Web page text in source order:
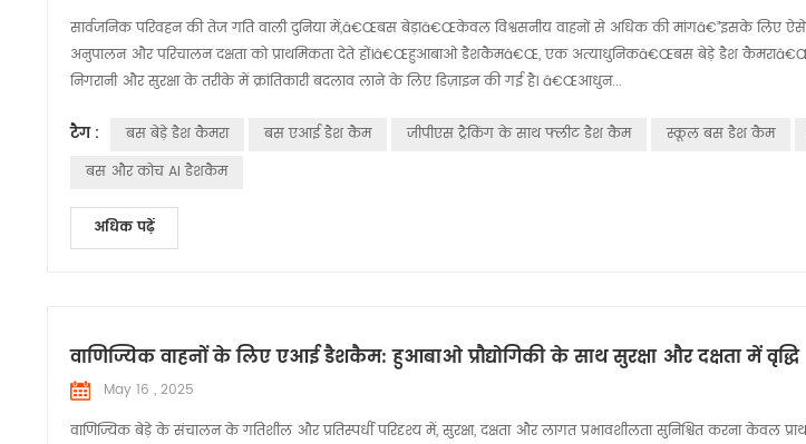
सार्वजनिक परिवहन की तेज गति वाली दुनिया में,â€Œबस बेड़ाâ€Œकेवल विश्वसनीय वाहनों से अधिक की मांगâ€”इसके लिए ऐसे
अनुपालन और परिचालन दक्षता को प्राथमिकता देते हों।â€Œहुआबाओ डैशकैमâ€Œ, एक अत्याधुनिकâ€Œबस बेड़े डैश कैमराâ€Œ
निगरानी और सुरक्षा के तरीके में क्रांतिकारी बदलाव लाने के लिए डिज़ाइन की गई है। â€Œआधुन...
टैग : बस बेड़े डैश कैमरा बस एआई डैश कैम जीपीएस ट्रैकिंग के साथ फ्लीट डैश कैम स्कूल बस डैश कैम
बस और कोच AI डैशकैम
अधिक पढ़ें
वाणिज्यिक वाहनों के लिए एआई डैशकैम: हुआबाओ प्रौद्योगिकी के साथ सुरक्षा और दक्षता में वृद्धि
May 16 , 2025
वाणिज्यिक बेड़े के संचालन के गतिशील और प्रतिस्पर्धी परिदृश्य में, सुरक्षा, दक्षता और लागत प्रभावशीलता सुनिश्चित करना